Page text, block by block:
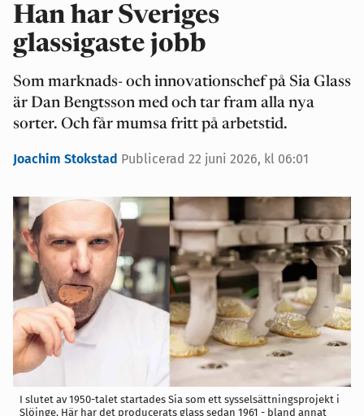
Han har Sveriges
glassigaste jobb
Som marknads- och innovationschef på Sia Glass
är Dan Bengtsson med och tar fram alla nya
sorter. Och får mumsa fritt på arbetstid.
Joachim Stokstad Publicerad 22 juni 2026, kl 06:01
I slutet av 1950-talet startades Sia som ett sysselsättningsprojekt i
Slöinge. Här har det producerats glass sedan 1961 - bland annat